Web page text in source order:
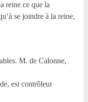
reine ce que la
se joindre à la reine,
M. de Calonne,
est contrôleur